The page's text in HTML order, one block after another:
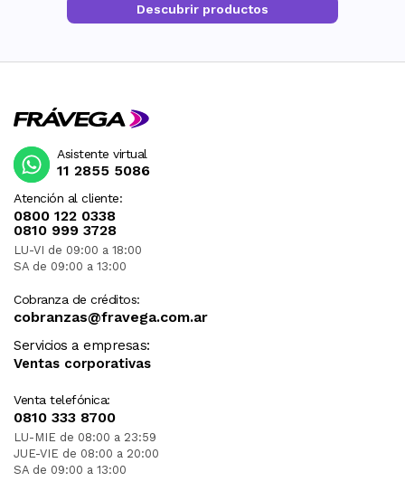
Descubrir productos
Atención al cliente:
0800 122 0338
0810 999 3728
LU-VI de 09:00 a 18:00
SA de 09:00 a 13:00
Cobranza de créditos:
cobranzas@fravega.com.ar
Servicios a empresas:
Ventas corporativas
Venta telefónica:
0810 333 8700
LU-MIE de 08:00 a 23:59
JUE-VIE de 08:00 a 20:00
SA de 09:00 a 13:00
Asistente virtual
11 2855 5086